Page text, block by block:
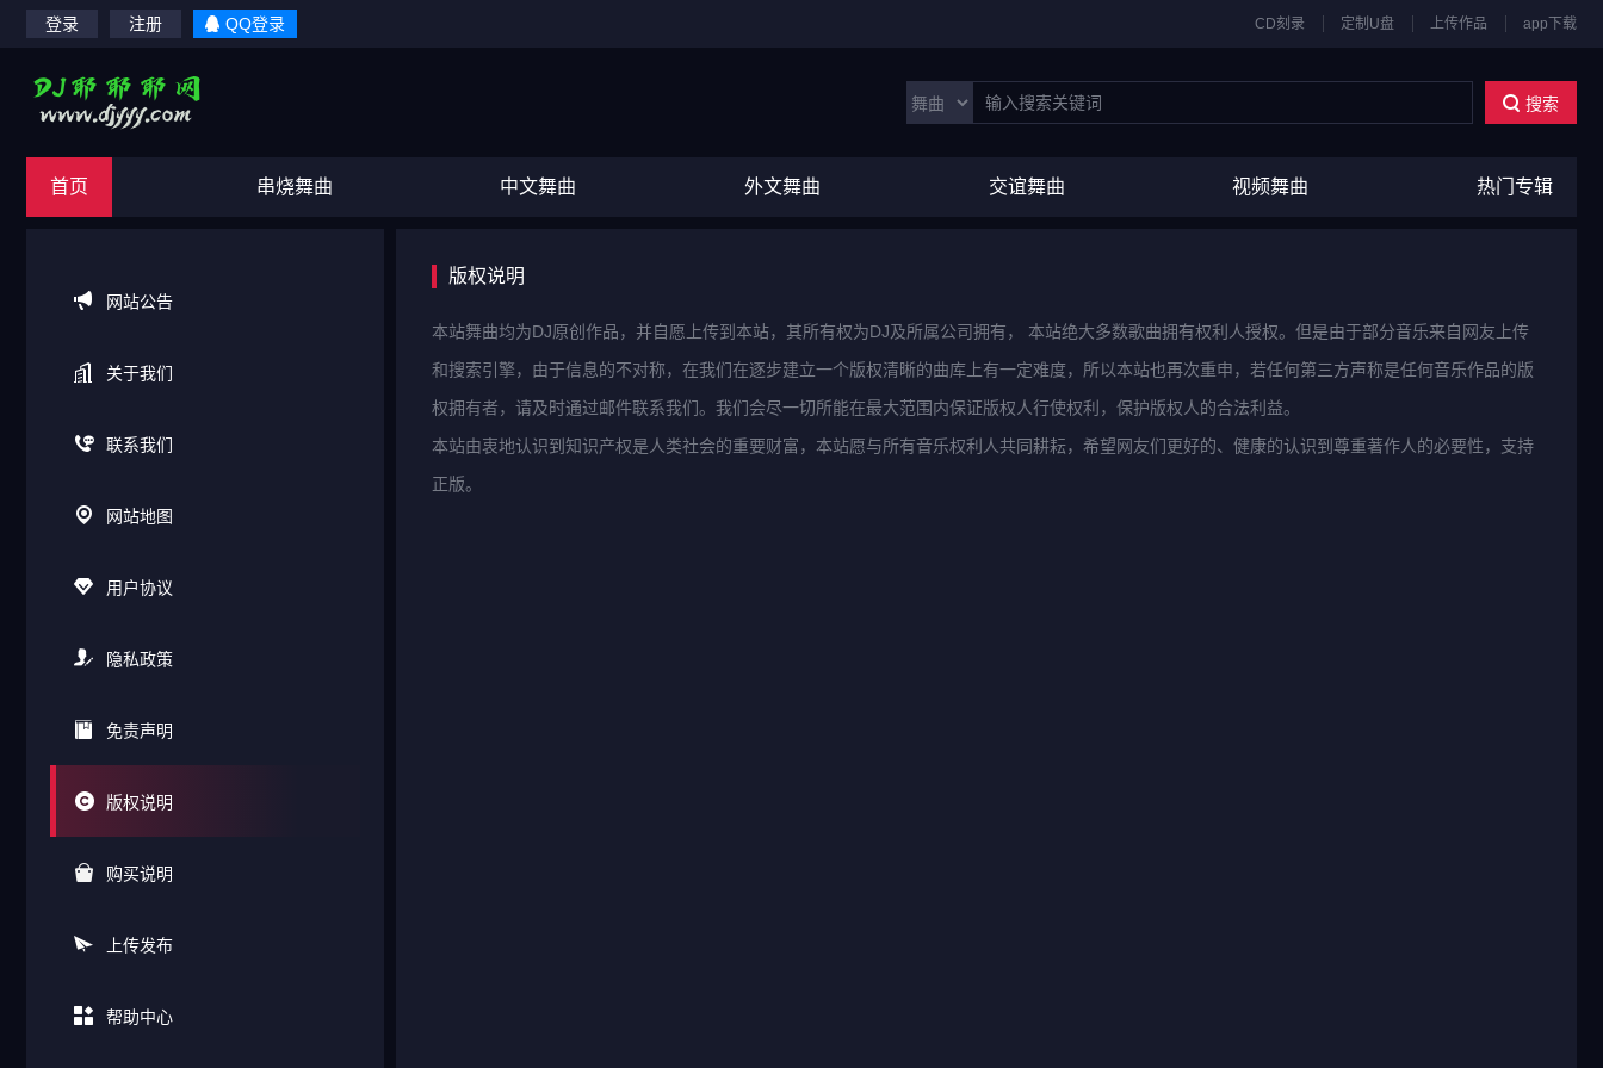
登录 注册 QQ登录 CD刻录 定制U盘 上传作品 app下载
搜索
首页 串烧舞曲 中文舞曲 外文舞曲 交谊舞曲 视频舞曲 热门专辑
网站公告
关于我们
联系我们
网站地图
用户协议
隐私政策
免责声明
版权说明
购买说明
上传发布
帮助中心
版权说明
本站舞曲均为DJ原创作品，并自愿上传到本站，其所有权为DJ及所属公司拥有， 本站绝大多数歌曲拥有权利人授权。但是由于部分音乐来自网友上传
和搜索引擎，由于信息的不对称，在我们在逐步建立一个版权清晰的曲库上有一定难度，所以本站也再次重申，若任何第三方声称是任何音乐作品的版
权拥有者，请及时通过邮件联系我们。我们会尽一切所能在最大范围内保证版权人行使权利，保护版权人的合法利益。
本站由衷地认识到知识产权是人类社会的重要财富，本站愿与所有音乐权利人共同耕耘，希望网友们更好的、健康的认识到尊重著作人的必要性，支持
正版。